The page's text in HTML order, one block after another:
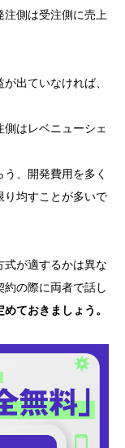
側は受注側に売上
出ていなければ、
はレベニューシェ
、開発費用を多く
り均すことが多いで
式が適するかは異な
の際に両者で話し
ておきましょう。